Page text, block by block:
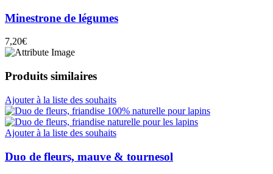
Minestrone de légumes
7,20€
Produits similaires
Ajouter à la liste des souhaits
Ajouter à la liste des souhaits
Duo de fleurs, mauve & tournesol